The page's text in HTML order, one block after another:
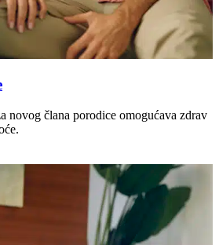
novog člana porodice omogućava zdrav